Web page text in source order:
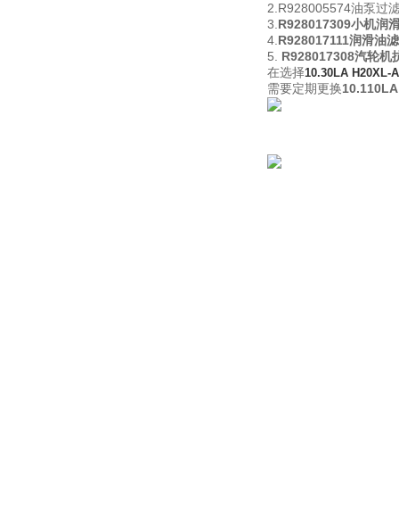
2.R928005574油泵过
3. R928017309小机润
4. R928017111润滑油
5. R928017308汽轮机
在选择10.30LA H20XL-
需要定期更换